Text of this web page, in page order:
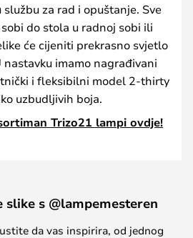
za rad i opuštanje. Sve
do stola u radnoj sobi ili
će cijeniti prekrasno svjetlo
nastavku imamo nagrađivani
i fleksibilni model 2-thirty
uzbudljivih boja.
Trizo21 lampi ovdje!
slike s @lampemesteren
da vas inspirira, od jednog